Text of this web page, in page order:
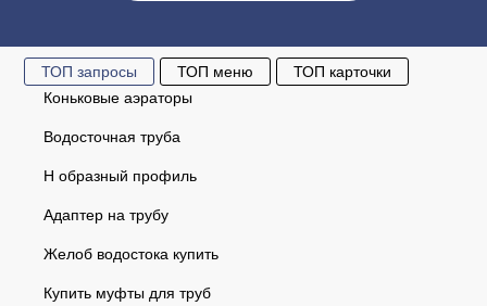
ТОП запросы ТОП меню
ТОП карточки
Коньковые аэраторы
Водосточная труба
Н образный профиль
Адаптер на трубу
Желоб водостока купить
Купить муфты для труб